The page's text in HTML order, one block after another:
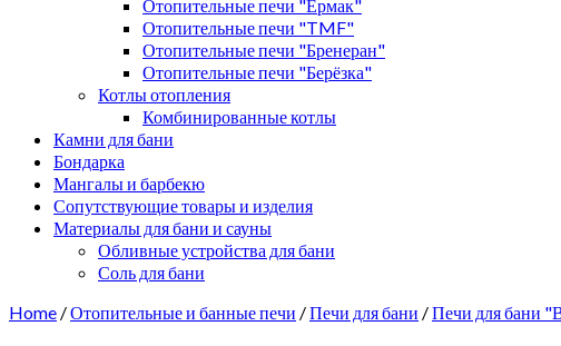
Отопительные печи "Ермак"
Отопительные печи "TMF"
Отопительные печи "Бренеран"
Отопительные печи "Берёзка"
Котлы отопления
Комбинированные котлы
Камни для бани
Бондарка
Мангалы и барбекю
Сопутствующие товары и изделия
Материалы для бани и сауны
Обливные устройства для бани
Соль для бани
Home /Отопительные и банные печи /Печи для бани /Печи для бани